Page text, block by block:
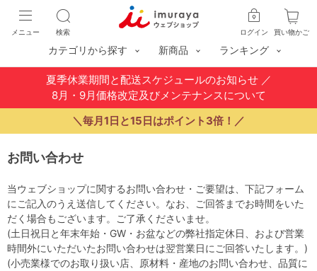
買い物かご
ログイン
検索
メニュー
カテゴリから探す 新商品 ランキング
夏季休業期間と配送スケジュールのお知らせ／
8月・9月価格改定及びメンテナンスについて
＼毎月1日と15日はポイント3倍！／
お問い合わせ
当ウェブショップに関するお問い合わせ・ご要望は、下記フォーム
にご記入のうえ送信してください。なお、ご回答までお時間をいた
だく場合もございます。ご了承くださいませ。
(土日祝日と年末年始・GW・お盆などの弊社指定休日、および営業
時間外にいただいたお問い合わせは翌営業日にご回答いたします。)
(小売業様でのお取り扱い店、原材料・産地のお問い合わせ、品質に